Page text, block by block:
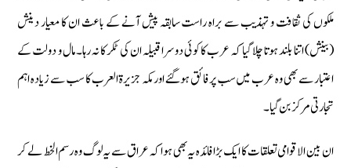
ملکوں کی ثقافت و تہذیب سے براہ راست سابقہ پیش آنے کے باعث ان کا معیار دینش
(بینش) اتنا بلند ہوتا چلا گیا کہ عرب کا کوئی دوسرا قبیلہ ان کی ٹکر کا نہ رہا۔ مال و دولت کے
اعتبار سے بھی وہ عرب میں سب پر فائق ہوگئے اور مکہ جزیرۃ العرب کا سب سے زیادہ اہم
تجارتی مرکز بن گیا۔
ان بین الاقوامی تعلقات کا ایک بڑا فائدہ یہ بھی ہوا کہ عراق سے یہ لوگ وہ رسم الخط لے کر